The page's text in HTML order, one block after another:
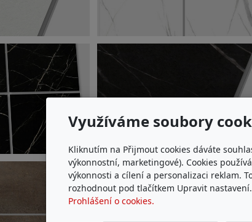
Využíváme soubory
Kliknutím na Přijmout cookies dáváte
výkonnostní, marketingové). Cookies
výkonnosti a cílení a personalizaci reklam.
rozhodnout pod tlačítkem Upravit nastavení.
Prohlášení o cookies.